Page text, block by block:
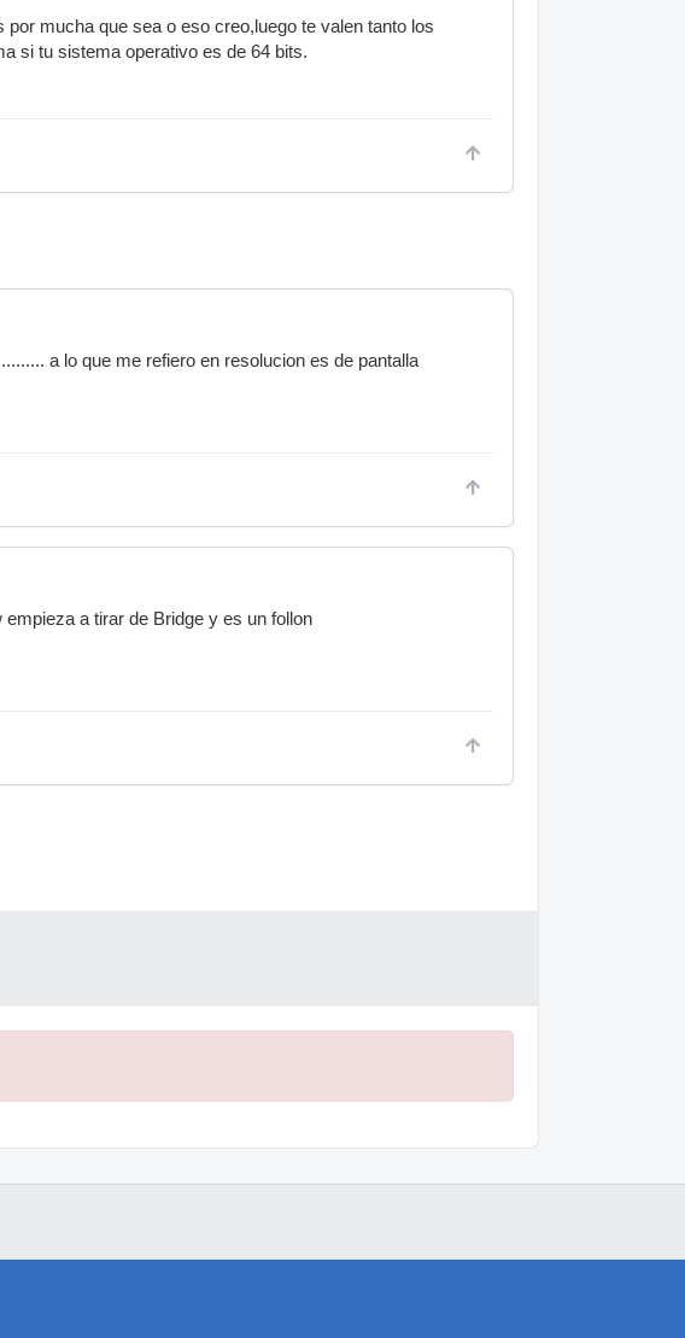
mucha que sea o eso creo,luego te valen tanto los
si tu sistema operativo es de 64 bits.
a lo que me refiero en resolucion es de pantalla
a tirar de Bridge y es un follon